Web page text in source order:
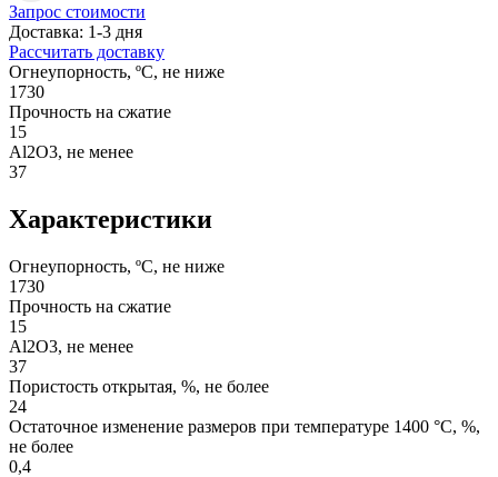
Запрос стоимости
Доставка: 1-3 дня
Рассчитать доставку
Огнеупорность, ºС, не ниже
1730
Прочность на сжатие
15
Al2O3, не менее
37
Характеристики
Огнеупорность, ºС, не ниже
1730
Прочность на сжатие
15
Al2O3, не менее
37
Пористость открытая, %, не более
24
Остаточное изменение размеров при температуре 1400 °С, %,
не более
0,4